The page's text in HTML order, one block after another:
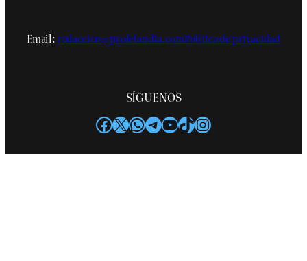
Email:redaccion@profelandia.comPolítica de privacidad
SÍGUENOS
Facebook
X WhatsApp
Telegram
YouTube
TikTok
Instagram